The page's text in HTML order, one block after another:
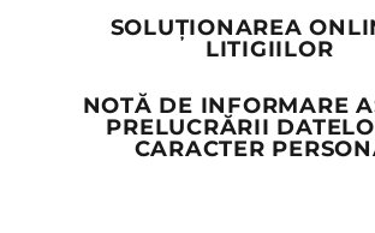
SOLUȚIONAREA
LITIGIILOR
NOTĂ DE INFORMARE
PRELUCRĂRII
CARACTER